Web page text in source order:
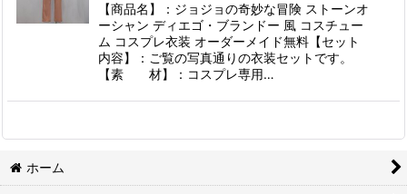
【商品名】：ジョジョの奇妙な冒険 ストーンオ
ーシャン ディエゴ・ブランドー 風 コスチュー
ム コスプレ衣装 オーダーメイド無料【セット
内容】：ご覧の写真通りの衣装セットです。
【素 材】：コスプレ専用…
ホーム